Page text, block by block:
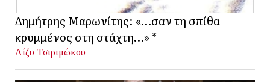
Δημήτρης Μαρωνίτης: «…σαν τη σπίθα
κρυμμένος στη στάχτη…» *
Λίζυ Τσιριμώκου